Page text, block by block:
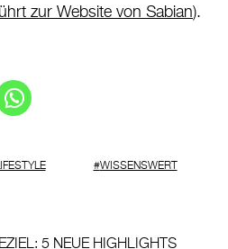
zur Website von Sabian).
WISSENSWERT
: 5 NEUE HIGHLIGHTS